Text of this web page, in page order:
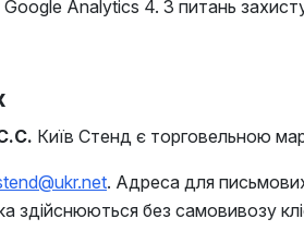
Analytics 4. З питань
Київ Стенд є торговельною
. Адреса для
здійснюються без самовивозу